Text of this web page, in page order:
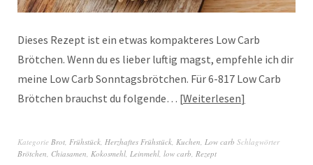
Dieses Rezept ist ein etwas kompakteres Low Carb
Brötchen. Wenn du es lieber luftig magst, empfehle ich dir
meine Low Carb Sonntagsbrötchen. Für 6-817 Low Carb
Brötchen brauchst du folgende… Weiterlesen
Kategorie Brot, Frühstück, Herzhaftes Frühstück, Kuchen, Low carb Schlagwörter
Brötchen, Chiasamen, Kokosmehl, Leinmehl, low carb, Rezept